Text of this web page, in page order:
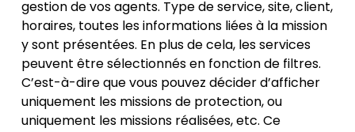
gestion de vos agents. Type de service, site, client,
horaires, toutes les informations liées à la mission
y sont présentées. En plus de cela, les services
peuvent être sélectionnés en fonction de filtres.
C’est-à-dire que vous pouvez décider d’afficher
uniquement les missions de protection, ou
uniquement les missions réalisées, etc. Ce